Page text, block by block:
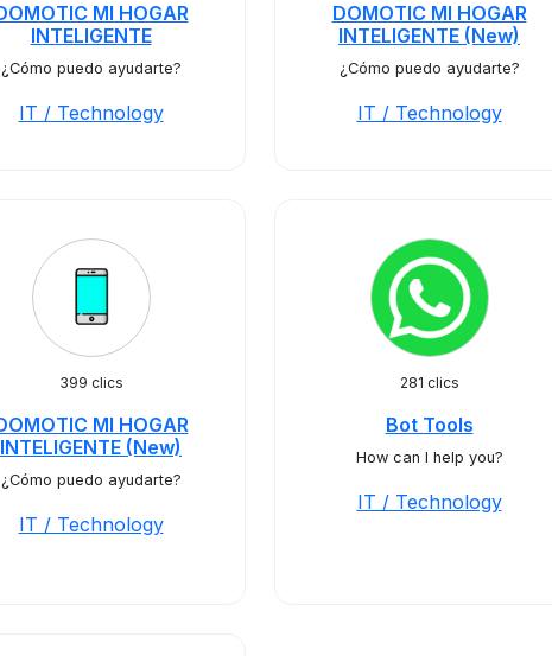
MI HOGAR
INTELIGENTE
¿Cómo puedo ayudarte?
IT / Technology
DOMOTIC MI HOGAR
INTELIGENTE (New)
¿Cómo puedo ayudarte?
IT / Technology
399 clics
MI HOGAR
INTELIGENTE (New)
¿Cómo puedo ayudarte?
IT / Technology
281 clics
Bot Tools
How can I help you?
IT / Technology